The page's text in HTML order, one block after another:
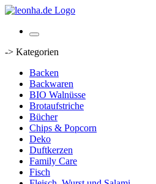
-> Kategorien
Backen
Backwaren
BIO Walnüsse
Brotaufstriche
Bücher
Chips & Popcorn
Deko
Duftkerzen
Family Care
Fisch